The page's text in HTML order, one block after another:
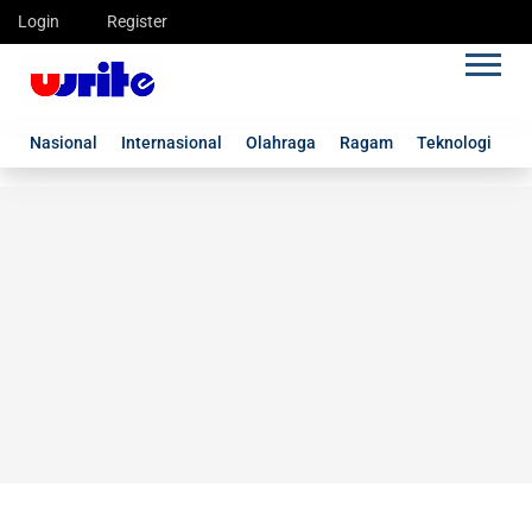
Login Register
Nasional Internasional Olahraga Ragam Teknologi